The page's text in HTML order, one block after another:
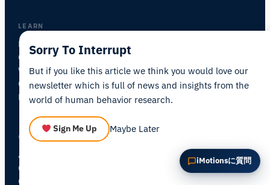
LEARN
Blog
Certification
Workshops
Community Forum
Research Map
COMPANY
About iMotions
Careers
Contact
iMotionsに質問
Sorry To Interrupt
But if you like this article we think you would love our
newsletter which is full of news and insights from the
world of human behavior research.
Sign Me Up Maybe Later